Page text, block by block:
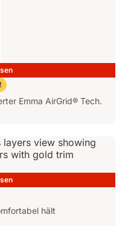
Emma AirGrid® Tech.
hält